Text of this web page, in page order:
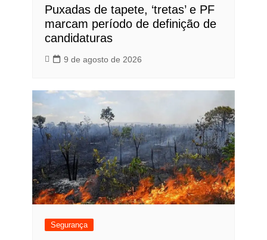
Puxadas de tapete, ‘tretas’ e PF
marcam período de definição de
candidaturas
9 de agosto de 2026
Segurança